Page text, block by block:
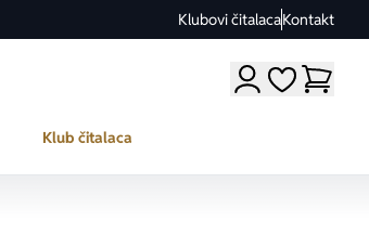
Klubovi čitalacaKontakt
Moji omiljeni
Klub čitalaca